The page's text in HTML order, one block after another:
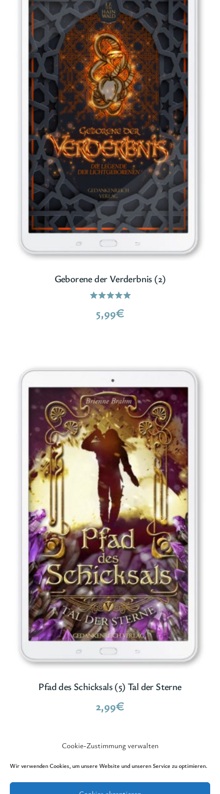
Cookie-Zustimmung verwalten
Wir verwenden Cookies, um unsere Website und unseren Service zu optimieren.
Geborene der Verderbnis (2)
Bewertet
mit
5,99€
Pfad des Schicksals (5) Tal der Sterne
2,99€